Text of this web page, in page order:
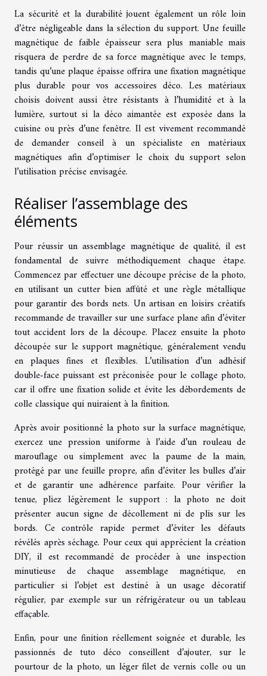
La sécurité et la durabilité jouent également un rôle loin
d’être négligeable dans la sélection du support. Une feuille
magnétique de faible épaisseur sera plus maniable mais
risquera de perdre de sa force magnétique avec le temps,
tandis qu’une plaque épaisse offrira une fixation magnétique
plus durable pour vos accessoires déco. Les matériaux
choisis doivent aussi être résistants à l’humidité et à la
lumière, surtout si la déco aimantée est exposée dans la
cuisine ou près d’une fenêtre. Il est vivement recommandé
de demander conseil à un spécialiste en matériaux
magnétiques afin d’optimiser le choix du support selon
l’utilisation précise envisagée.
Réaliser l’assemblage des
éléments
Pour réussir un assemblage magnétique de qualité, il est
fondamental de suivre méthodiquement chaque étape.
Commencez par effectuer une découpe précise de la photo,
en utilisant un cutter bien affûté et une règle métallique
pour garantir des bords nets. Un artisan en loisirs créatifs
recommande de travailler sur une surface plane afin d’éviter
tout accident lors de la découpe. Placez ensuite la photo
découpée sur le support magnétique, généralement vendu
en plaques fines et flexibles. L’utilisation d’un adhésif
double-face puissant est préconisée pour le collage photo,
car il offre une fixation solide et évite les débordements de
colle classique qui nuiraient à la finition.
Après avoir positionné la photo sur la surface magnétique,
exercez une pression uniforme à l’aide d’un rouleau de
marouflage ou simplement avec la paume de la main,
protégé par une feuille propre, afin d’éviter les bulles d’air
et de garantir une adhérence parfaite. Pour vérifier la
tenue, pliez légèrement le support : la photo ne doit
présenter aucun signe de décollement ni de plis sur les
bords. Ce contrôle rapide permet d’éviter les défauts
révélés après séchage. Pour ceux qui apprécient la création
DIY, il est recommandé de procéder à une inspection
minutieuse de chaque assemblage magnétique, en
particulier si l’objet est destiné à un usage décoratif
régulier, par exemple sur un réfrigérateur ou un tableau
effaçable.
Enfin, pour une finition réellement soignée et durable, les
passionnés de tuto déco conseillent d’ajouter, sur le
pourtour de la photo, un léger filet de vernis colle ou un